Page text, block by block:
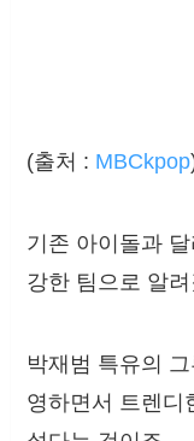
(출처 : MBCkpop
기존 아이돌과 달
강한 팀으로 알
박재범 특유의
영하면서 트렌디